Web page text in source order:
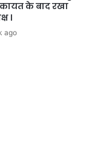
के बाद रखा
।
ago